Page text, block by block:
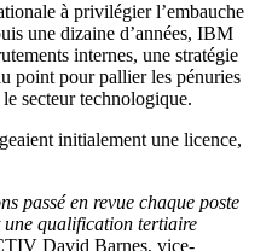
à privilégier l’embauche
une dizaine d’années, IBM
internes, une stratégie
point pour pallier les pénuries
secteur technologique.
initialement une licence,
passé en revue chaque poste
une qualification tertiaire
David Barnes, vice-